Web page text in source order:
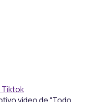
Tiktok